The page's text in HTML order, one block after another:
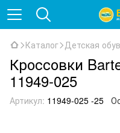
Каталог Детская
Кроссовки
11949-025
Артикул: 11949-025 -25